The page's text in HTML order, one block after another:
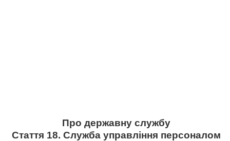
Про державну службу
Стаття 18. Служба управління персоналом